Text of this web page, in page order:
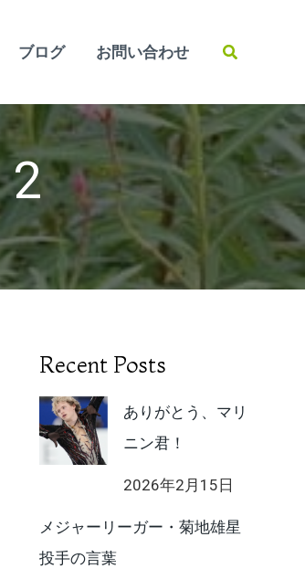
ブログ お問い合わせ
検
Recent Posts
ありがとう、マリ
ニン君！
2026年2月15日
メジャーリーガー・菊地雄星
投手の言葉